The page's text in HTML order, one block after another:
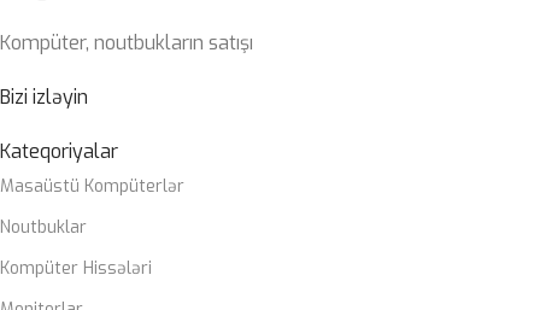
10cu/11ci nəsil Intel® Core™, Pentium® Gold və Celeron®
OPERATIV YADDAŞ
Kompüter, noutbukların satışı
Bizi izləyin
Kateqoriyalar
Masaüstü Kompüterlər
Noutbuklar
Kompüter Hissələri